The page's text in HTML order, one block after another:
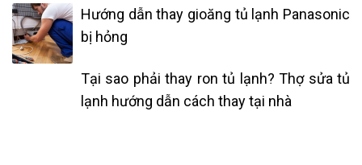
Hướng dẫn thay gioăng tủ lạnh Panasonic
bị hỏng
Tại sao phải thay ron tủ lạnh? Thợ sửa tủ
lạnh hướng dẫn cách thay tại nhà